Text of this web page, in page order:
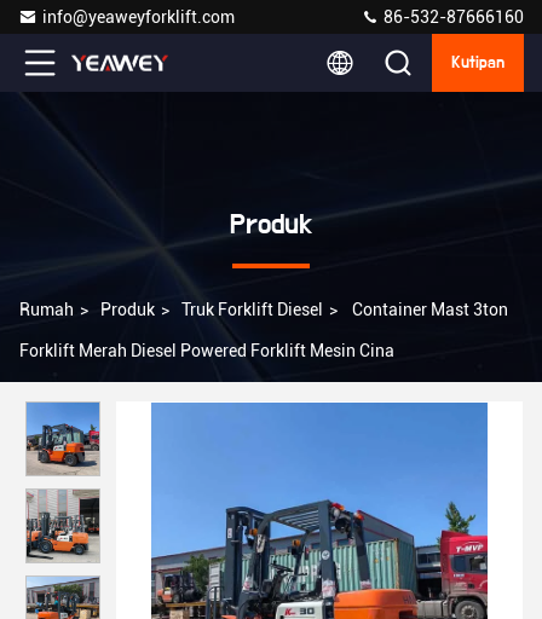
info@yeaweyforklift.com 86-532-87666160
Kutipan
Produk
Rumah > Produk > Truk Forklift Diesel > Container Mast 3ton
Forklift Merah Diesel Powered Forklift Mesin Cina